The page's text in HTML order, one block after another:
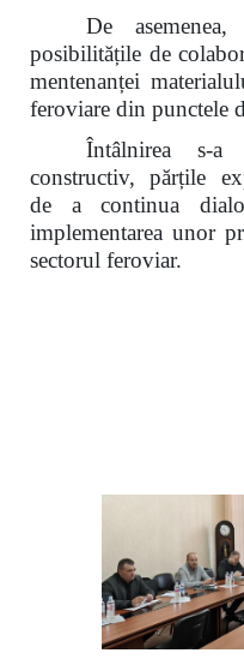
De
posibilitățile de
mentenanței
feroviare din punctele
Întâlnirea s-a
constructiv, părțile
de a continua
implementarea unor
sectorul feroviar.